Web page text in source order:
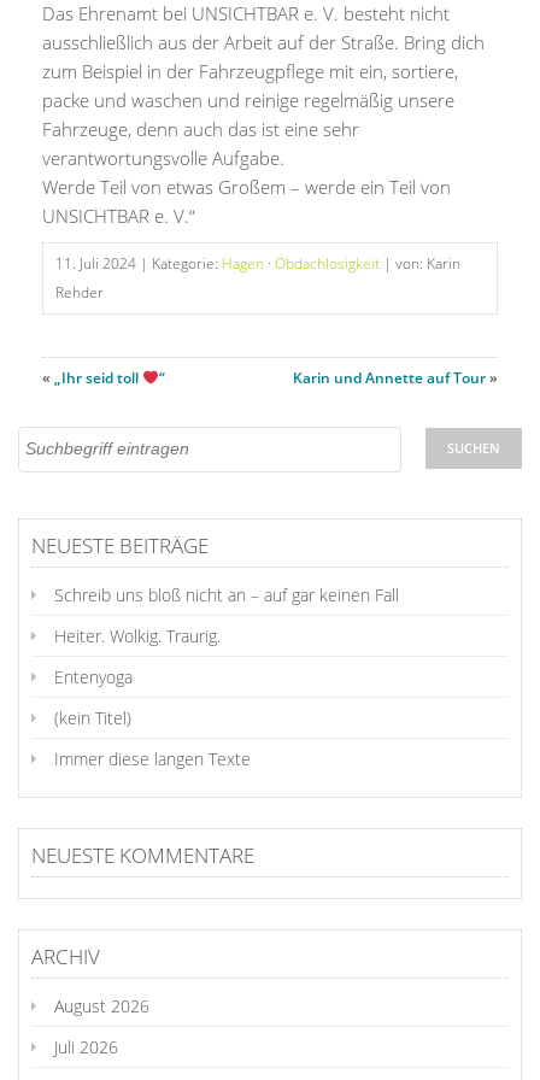
Das Ehrenamt bei UNSICHTBAR e. V. besteht nicht
ausschließlich aus der Arbeit auf der Straße. Bring dich
zum Beispiel in der Fahrzeugpflege mit ein, sortiere,
packe und waschen und reinige regelmäßig unsere
Fahrzeuge, denn auch das ist eine sehr
verantwortungsvolle Aufgabe.
Werde Teil von etwas Großem – werde ein Teil von
UNSICHTBAR e. V.“
11. Juli 2024 | Kategorie: Hagen · Obdachlosigkeit | von: Karin
Rehder
« „Ihr seid toll “ Karin und Annette auf Tour»
NEUESTE BEITRÄGE
Schreib uns bloß nicht an – auf gar keinen Fall
Heiter. Wolkig. Traurig.
Entenyoga
(kein Titel)
Immer diese langen Texte
NEUESTE KOMMENTARE
ARCHIV
August 2026
Juli 2026